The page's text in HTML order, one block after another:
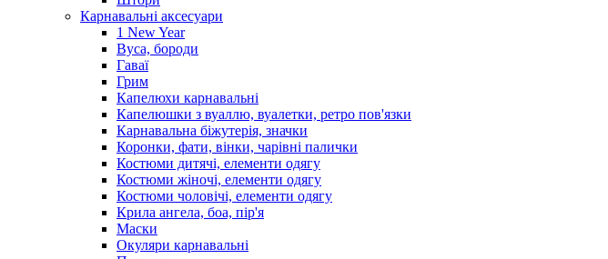
Карнавальні аксесуари
1 New Year
Вуса, бороди
Гаваї
Грим
Капелюхи карнавальні
Капелюшки з вуаллю, вуалетки, ретро пов'язки
Карнавальна біжутерія, значки
Коронки, фати, вінки, чарівні палички
Костюми дитячі, елементи одягу
Костюми жіночі, елементи одягу
Костюми чоловічі, елементи одягу
Крила ангела, боа, пір'я
Маски
Окуляри карнавальні